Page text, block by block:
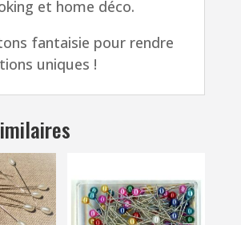
et home déco.
fantaisie pour rendre
uniques !